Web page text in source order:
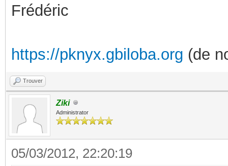
Frédéric
https://pknyx.gbiloba.org (de
Trouver
Ziki
Administrator
05/03/2012, 22:20:19